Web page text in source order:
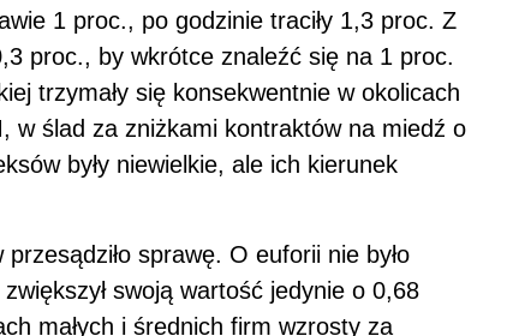
1 proc., po godzinie traciły 1,3 proc. Z
proc., by wkrótce znaleźć się na 1 proc.
trzymały się konsekwentnie w okolicach
w ślad za zniżkami kontraktów na miedź o
były niewielkie, ale ich kierunek
sprawę. O euforii nie było
swoją wartość jedynie o 0,68
małych i średnich firm wzrosty za